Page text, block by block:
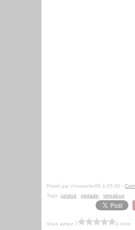
Posté par choupette88 à 05:00 -
Tags: cookut pintade vineabox
Vous aimez ? 0 vote